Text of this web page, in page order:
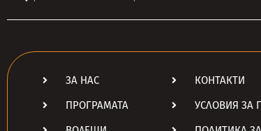
ЗА НАС
ПРОГРАМАТА
КОНТАКТИ
УСЛОВИЯ ЗА